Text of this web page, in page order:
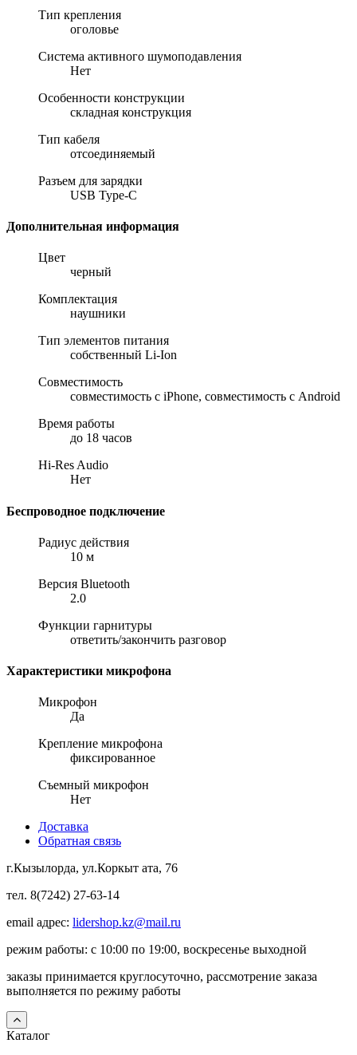
Тип крепления
оголовье
Система активного шумоподавления
Нет
Особенности конструкции
складная конструкция
Тип кабеля
отсоединяемый
Разъем для зарядки
USB Type-C
Дополнительная информация
Цвет
черный
Комплектация
наушники
Тип элементов питания
собственный Li-Ion
Совместимость
совместимость с iPhone, совместимость с Android
Время работы
до 18 часов
Hi-Res Audio
Нет
Беспроводное подключение
Радиус действия
10 м
Версия Bluetooth
2.0
Функции гарнитуры
ответить/закончить разговор
Характеристики микрофона
Микрофон
Да
Крепление микрофона
фиксированное
Съемный микрофон
Нет
Доставка
Обратная связь
г.Кызылорда, ул.Коркыт ата, 76
тел. 8(7242) 27-63-14
email адрес: lidershop.kz@mail.ru
режим работы: с 10:00 по 19:00, воскресенье выходной
заказы принимается круглосуточно, рассмотрение заказа
выполняется по режиму работы
Каталог